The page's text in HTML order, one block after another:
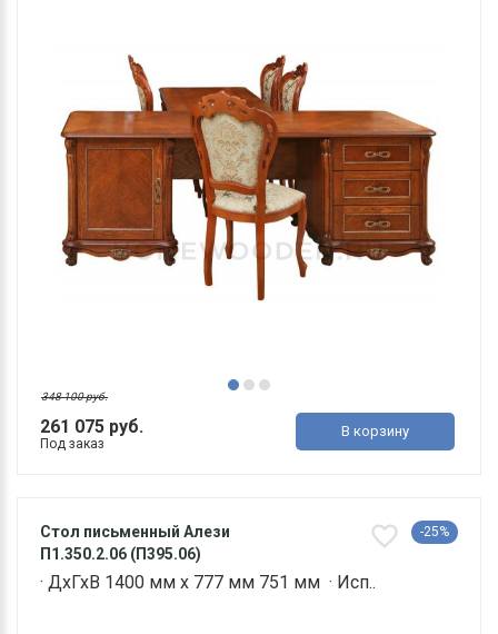
261 075 руб.
348 100 руб.
Под заказ
В корзину
Стол письменный Алези
П1.350.2.06 (П395.06)
-25%
· ДхГхВ 1400 мм х 777 мм 751 мм · Исп..